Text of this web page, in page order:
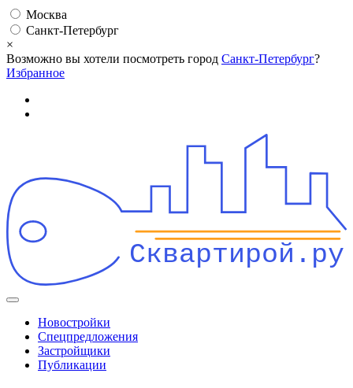
Москва
Санкт-Петербург
×
Возможно вы хотели посмотреть город Санкт-Петербург?
Избранное
Сквартирой.ру
Новостройки
Спецпредложения
Застройщики
Публикации